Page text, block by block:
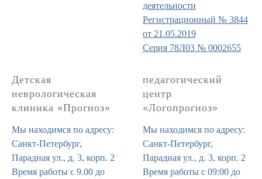
деятельности
Регистрационный № 3844
от 21.05.2019
Серия 78Л03 № 0002655
Детская
неврологическая
клиника «Прогноз»
Мы находимся по адресу:
Санкт-Петербург,
Парадная ул., д. 3, корп. 2
Время работы с 9.00 до
педагогический
центр
«Логопрогноз»
Мы находимся по адресу:
Санкт-Петербург,
Парадная ул., д. 3, корп. 2
Время работы с 09:00 до